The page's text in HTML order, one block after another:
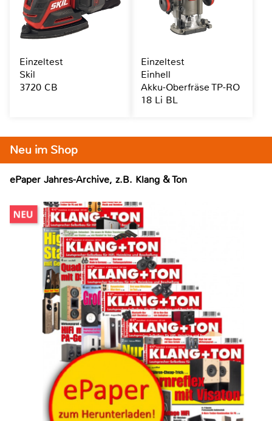
Neu im Shop
ePaper Jahres-Archive, z.B. Klang & Ton
Einzeltest
Skil
3720 CB
Einzeltest
Einhell
Akku-Oberfräse TP-RO
18 Li BL